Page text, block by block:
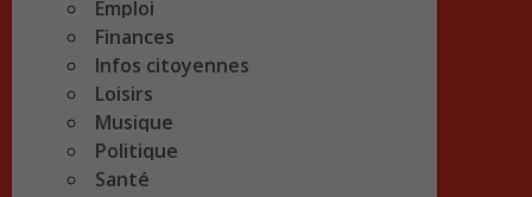
Emploi
Finances
Infos citoyennes
Loisirs
Musique
Politique
Santé